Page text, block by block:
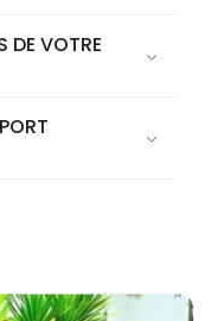
DE VOTRE